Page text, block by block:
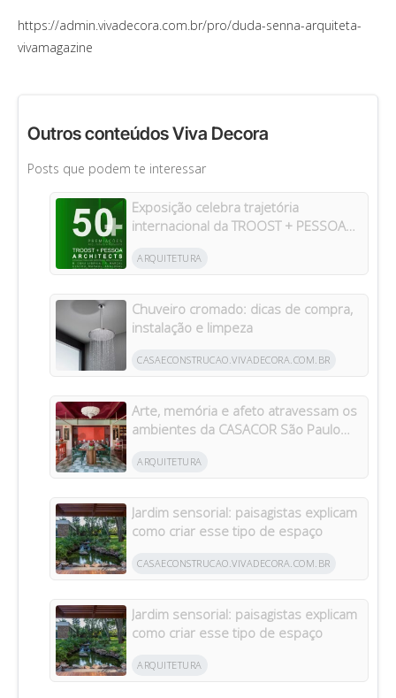
https://admin.vivadecora.com.br/pro/duda-senna-arquiteta-
vivamagazine
Outros conteúdos Viva Decora
Posts que podem te interessar
Exposição celebra trajetória
internacional da TROOST + PESSOA
ARQUITETURA
Chuveiro cromado: dicas de compra,
instalação e limpeza
CASAECONSTRUCAO.VIVADECORA.COM.BR
Arte, memória e afeto atravessam os
ambientes da CASACOR São Paulo
ARQUITETURA
Jardim sensorial: paisagistas explicam
como criar esse tipo de espaço
CASAECONSTRUCAO.VIVADECORA.COM.BR
Jardim sensorial: paisagistas explicam
como criar esse tipo de espaço
ARQUITETURA